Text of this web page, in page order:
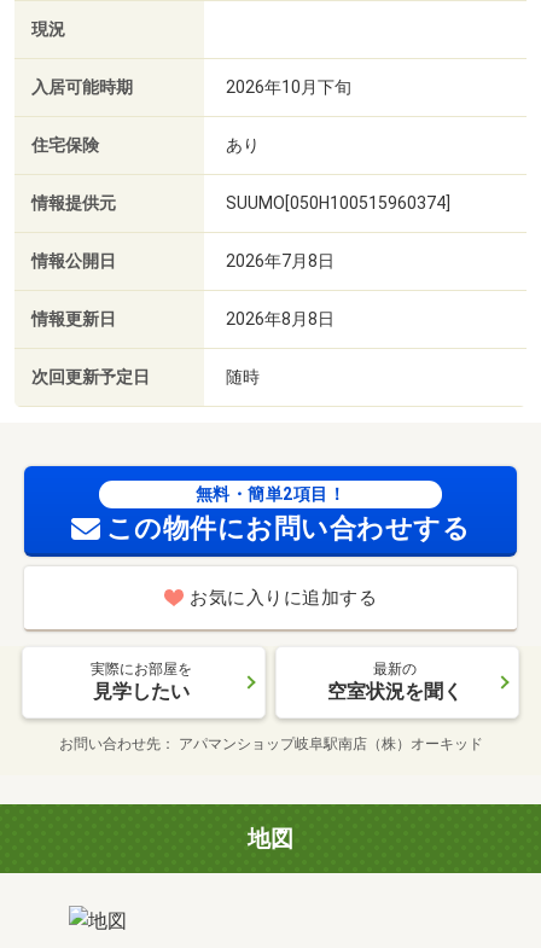
現況
入居可能時期 2026年10月下旬
住宅保険 あり
情報提供元 SUUMO[050H100515960374]
情報公開日 2026年7月8日
情報更新日 2026年8月8日
次回更新予定日 随時
無料・簡単2項目！
この物件にお問い合わせする
お気に入りに追加する
実際にお部屋を
見学したい
最新の
空室状況を聞く
お問い合わせ先 アパマンショップ岐阜駅南店（株）オーキッド
地図